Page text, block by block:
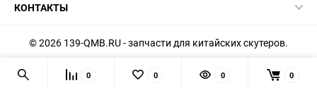
КОНТАКТЫ
© 2026 139-QMB.RU - запчасти для китайских скутеров.
Мы получаем и обрабатываем персональные данные
посетителей нашего сайта в соответствии с
официальной
0 0 0 0